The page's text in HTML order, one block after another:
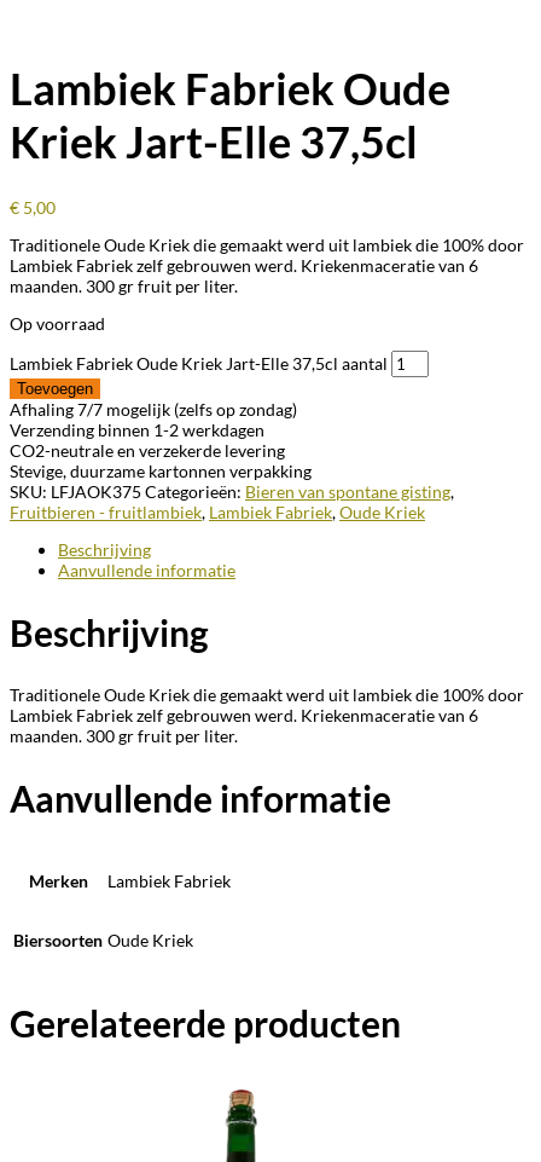
Lambiek Fabriek Oude
Kriek Jart-Elle 37,5cl
€ 5,00
Traditionele Oude Kriek die gemaakt werd uit lambiek die 100% door
Lambiek Fabriek zelf gebrouwen werd. Kriekenmaceratie van 6
maanden. 300 gr fruit per liter.
Op voorraad
Lambiek Fabriek Oude Kriek Jart-Elle 37,5cl aantal
Toevoegen
Afhaling 7/7 mogelijk (zelfs op zondag)
Verzending binnen 1-2 werkdagen
CO2-neutrale en verzekerde levering
Stevige, duurzame kartonnen verpakking
SKU: LFJAOK375 Categorieën: Bieren van spontane gisting,
Fruitbieren - fruitlambiek, Lambiek Fabriek,Oude Kriek
Beschrijving
Aanvullende informatie
Beschrijving
Traditionele Oude Kriek die gemaakt werd uit lambiek die 100% door
Lambiek Fabriek zelf gebrouwen werd. Kriekenmaceratie van 6
maanden. 300 gr fruit per liter.
Aanvullende informatie
Merken Lambiek Fabriek
Biersoorten Oude Kriek
Gerelateerde producten